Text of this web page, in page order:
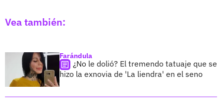
Vea también:
Farándula
¿No le dolió? El tremendo tatuaje que se
hizo la exnovia de 'La liendra' en el seno